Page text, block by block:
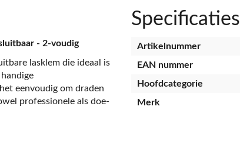
- 2-voudig
lasklem die ideaal is
eenvoudig om draden
professionele als doe-
Specificaties
Artikelnummer
EAN nummer
Hoofdcategorie
Merk